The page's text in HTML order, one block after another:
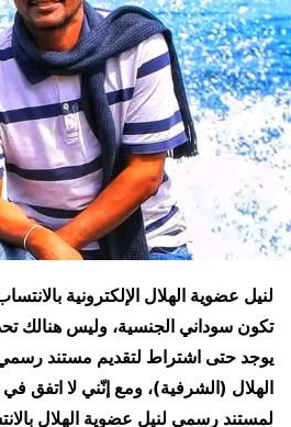
لنيل عضوية الهلال الإلكترونية
تكون سوداني الجنسية، وليس هنالك
يوجد حتى اشتراط لتقديم مستند
الهلال (الشرفية)، ومع إنّني لا اتفق
لمستند رسمي لنيل عضوية الهلال